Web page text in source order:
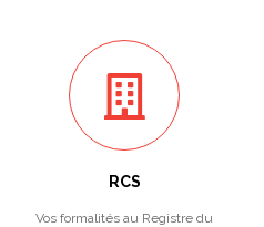
RCS
Vos formalités au Registre du